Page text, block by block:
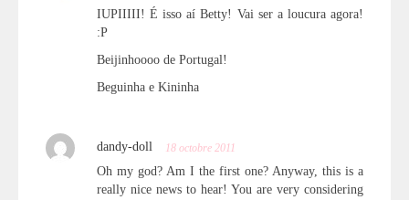
IUPIIIII! É isso aí Betty! Vai ser a loucura agora!
:P
Beijinhoooo de Portugal!
Beguinha e Kininha
dandy-doll 18 octobre 2011
Oh my god? Am I the first one? Anyway, this is a
really nice news to hear! You are very considering